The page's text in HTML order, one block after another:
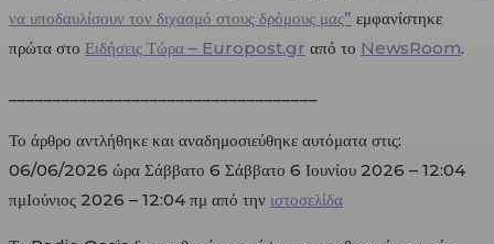
να υποδαυλίσουν τον διχασμό στους δρόμους μας” εμφανίστηκε
πρώτα στο Ειδήσεις Τώρα – Europost.gr από το NewsRoom.
Το άρθρο αντλήθηκε και αναδημοσιεύθηκε αυτόματα στις:
06/06/2026 ώρα Σάββατο 6 Σάββατο 6 Ιουνίου 2026 – 12:04
πμΙούνιος 2026 – 12:04 πμ από την ιστοσελίδα